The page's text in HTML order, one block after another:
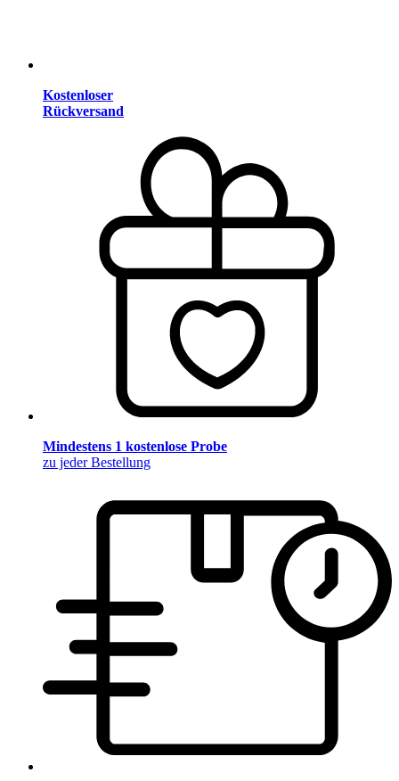
Kostenloser
Rückversand
Mindestens 1 kostenlose Probe
zu jeder Bestellung